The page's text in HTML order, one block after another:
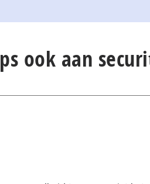
ook aan